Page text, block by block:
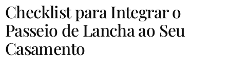
Checklist para Integrar o
Passeio de Lancha ao Seu
Casamento